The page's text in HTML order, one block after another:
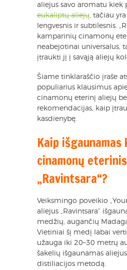
aliejus savo aromatu kiek
eukaliptų aliejų , tačiau
lengvesnis ir subtilesnis.
kamparinių cinamonų
neabejotinai universalus,
įtraukti jį į savąją aliejų
Šiame tinklaraščio įraše
populiarius klausimus
cinamonų eterinį aliejų
rekomendacijas, kaip
kasdienybę.
Kaip
cinamonų
„Ravintsara“?
Veiksmingo poveikio
aliejus „Ravintsara“
medžių, augančių
Vietiniai šį medį labai
užauga iki 20–30 metrų
šakelių išgaunamas
distiliacijos metodą.